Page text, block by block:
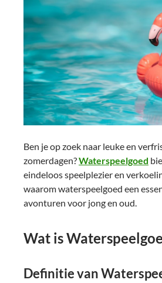
Ben je op zoek naar leuke en
zomerdagen?Waterspeelgoed
eindeloos speelplezier en
waarom waterspeelgoed een
avonturen voor jong en oud.
Wat is
Definitie van